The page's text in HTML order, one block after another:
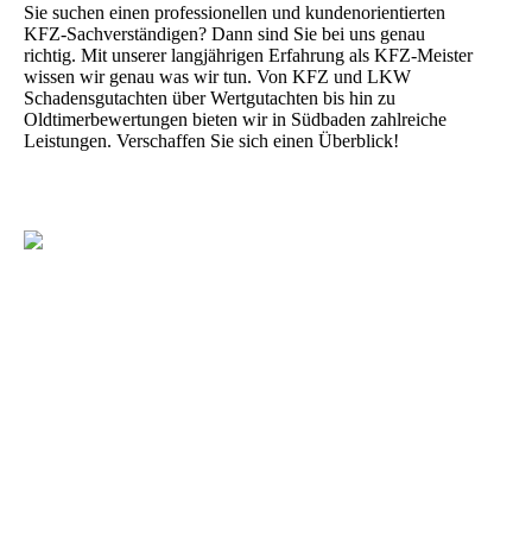
Sie suchen einen professionellen und kundenorientierten
KFZ-Sachverständigen? Dann sind Sie bei uns genau
richtig. Mit unserer langjährigen Erfahrung als KFZ-Meister
wissen wir genau was wir tun. Von KFZ und LKW
Schadensgutachten über Wertgutachten bis hin zu
Oldtimerbewertungen bieten wir in Südbaden zahlreiche
Leistungen. Verschaffen Sie sich einen Überblick!